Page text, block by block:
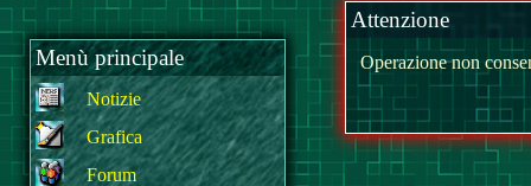
Menù principale
Notizie
Grafica
Forum
Attenzione
Operazione non